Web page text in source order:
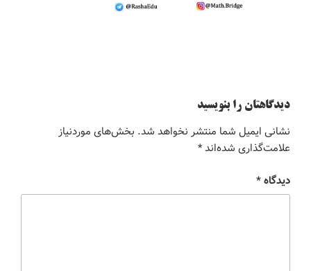
دیدگاهتان را بنویسید
نشانی ایمیل شما منتشر نخواهد شد. بخش‌های موردنیاز
علامت‌گذاری شده‌اند*
دیدگاه*